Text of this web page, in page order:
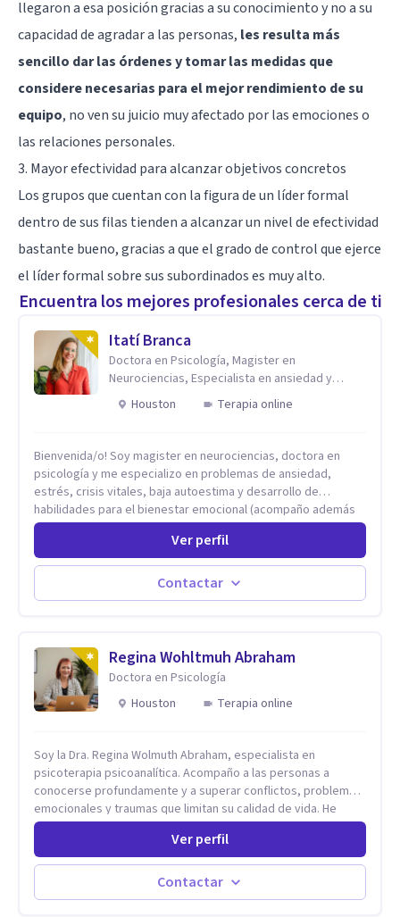
llegaron a esa posición gracias a su conocimiento y no a su
capacidad de agradar a las personas, les resulta más
sencillo dar las órdenes y tomar las medidas que
considere necesarias para el mejor rendimiento de su
equipo, no ven su juicio muy afectado por las emociones o
las relaciones personales.
3. Mayor efectividad para alcanzar objetivos concretos
Los grupos que cuentan con la figura de un líder formal
dentro de sus filas tienden a alcanzar un nivel de efectividad
bastante bueno, gracias a que el grado de control que ejerce
el líder formal sobre sus subordinados es muy alto.
Encuentra los mejores profesionales cerca de ti
Itatí Branca
Doctora en Psicología, Magister en
Neurociencias, Especialista en ansiedad y
mindfulness
Houston Terapia online
Bienvenida/o! Soy magister en neurociencias, doctora en
psicología y me especializo en problemas de ansiedad,
estrés, crisis vitales, baja autoestima y desarrollo de
habilidades para el bienestar emocional (acompaño además
problemáticas como la desregulación emocional, tendencias
perfeccionistas, liderazgo, problemas de sueño, depresión,
entre otras).
Ver perfil
Contactar
Regina Wohltmuh Abraham
Doctora en Psicología
Houston
Terapia online
Soy la Dra. Regina Wolmuth Abraham, especialista en
psicoterapia psicoanalítica. Acompaño a las personas a
conocerse profundamente y a superar conflictos, problemas
emocionales y traumas que limitan su calidad de vida. He
trabajado en reconocidas instituciones como el Hospital
Psiquiátrico San Rafael, Instituto Psiquiátrico MENDAO, San
Bernardino, Hospital Psiquiátrico Infantil y el Centro de
Integración Juvenil. Además, tuve el privilegio de colaborar
en comunidades como Olivar del Conde y Xochimilco, lo que
Ver perfil
Contactar